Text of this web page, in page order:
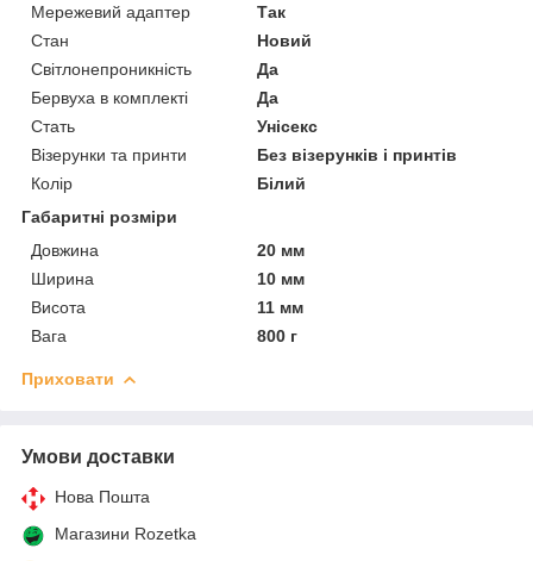
Мережевий адаптер
Так
Стан
Новий
Світлонепроникність
Да
Бервуха в комплекті
Да
Стать
Унісекс
Візерунки та принти
Без візерунків і принтів
Колір
Білий
Габаритні розміри
Довжина
20 мм
Ширина
10 мм
Висота
11 мм
Вага
800 г
Приховати
Умови доставки
Нова Пошта
Магазини Rozetka